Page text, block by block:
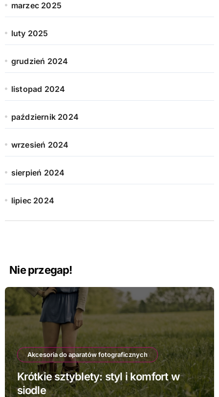
marzec 2025
luty 2025
grudzień 2024
listopad 2024
październik 2024
wrzesień 2024
sierpień 2024
lipiec 2024
Nie przegap!
Akcesoria do aparatów fotograficznych
Krótkie sztyblety: styl i komfort w
siodle